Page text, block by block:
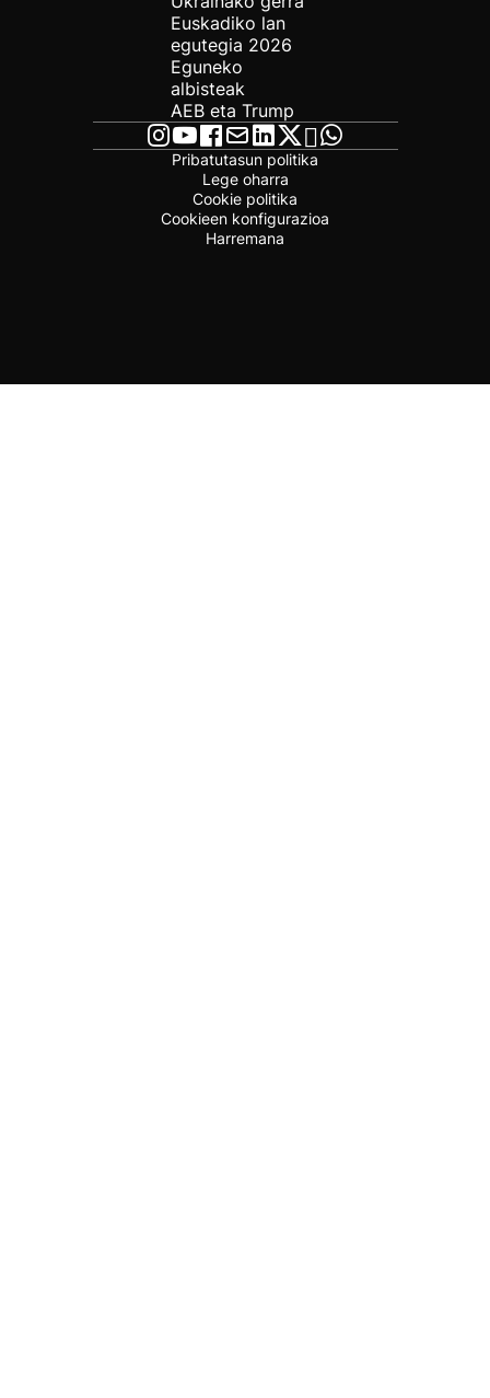
Euskadiko lan
egutegia 2026
Eguneko
albisteak
AEB eta Trump
Pribatutasun politika
Lege oharra
Cookie politika
Cookieen konfigurazioa
Harremana